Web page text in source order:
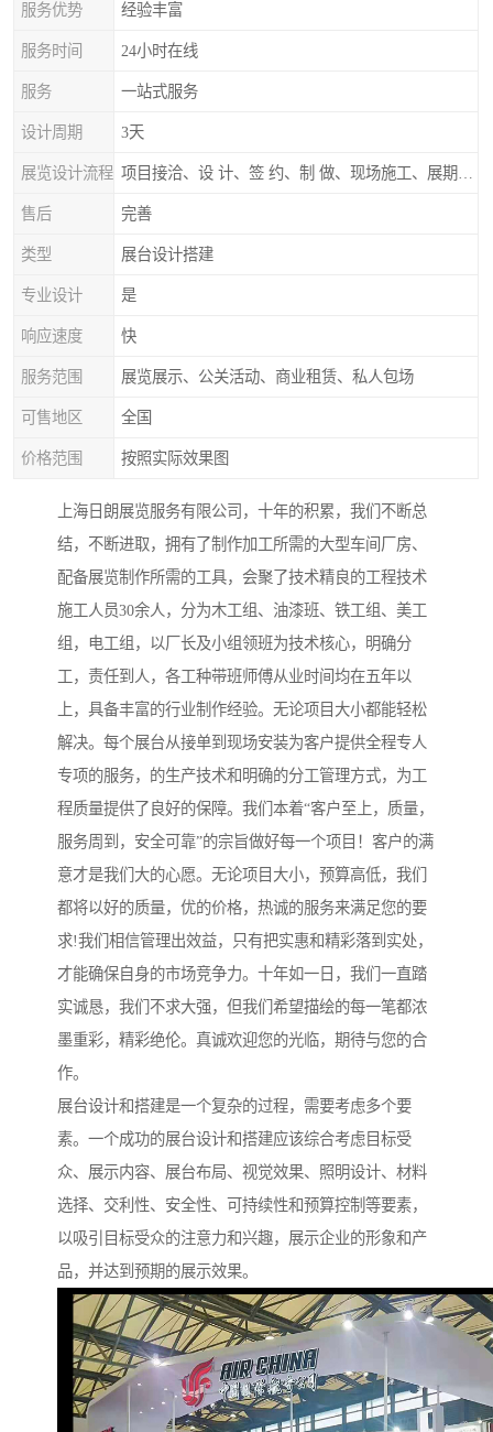
服务优势 经验丰富
服务时间 24小时在线
服务 一站式服务
设计周期 3天
展览设计流程
售后 完善
类型 展台设计搭建
专业设计 是
响应速度 快
服务范围 展览展示、公关活动、商业租赁、私人包场
可售地区 全国
价格范围 按照实际效果图
上海日朗展览服务有限公司，十年的积累，我们不断总
结，不断进取，拥有了制作加工所需的大型车间厂房、
配备展览制作所需的工具，会聚了技术精良的工程技术
施工人员30余人，分为木工组、油漆班、铁工组、美工
组，电工组，以厂长及小组领班为技术核心，明确分
工，责任到人，各工种带班师傅从业时间均在五年以
上，具备丰富的行业制作经验。无论项目大小都能轻松
解决。每个展台从接单到现场安装为客户提供全程专人
专项的服务，的生产技术和明确的分工管理方式，为工
程质量提供了良好的保障。我们本着“客户至上，质量，
服务周到，安全可靠”的宗旨做好每一个项目！客户的满
意才是我们大的心愿。无论项目大小，预算高低，我们
都将以好的质量，优的价格，热诚的服务来满足您的要
求!我们相信管理出效益，只有把实惠和精彩落到实处，
才能确保自身的市场竞争力。十年如一日，我们一直踏
实诚恳，我们不求大强，但我们希望描绘的每一笔都浓
墨重彩，精彩绝伦。真诚欢迎您的光临，期待与您的合
作。
展台设计和搭建是一个复杂的过程，需要考虑多个要
素。一个成功的展台设计和搭建应该综合考虑目标受
众、展示内容、展台布局、视觉效果、照明设计、材料
选择、交利性、安全性、可持续性和预算控制等要素，
以吸引目标受众的注意力和兴趣，展示企业的形象和产
品，并达到预期的展示效果。